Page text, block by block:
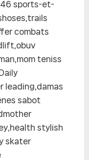
46 sports-et-
combats
teniss
leading,damas
sabot
stylish
skater